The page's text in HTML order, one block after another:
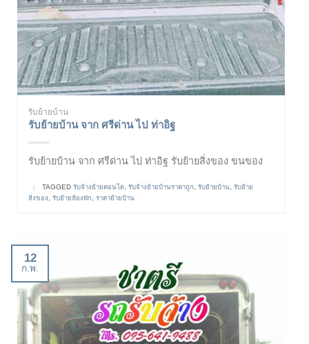
รับย้ายบ้าน
รับย้ายบ้าน จาก ศรีด่าน ไป ท่าอิฐ
รับย้ายบ้าน จาก ศรีด่าน ไป ท่าอิฐ รับย้ายสิ่งของ ขนของ
| TAGGED รับจ้างย้ายคอนโด รับจ้างย้ายบ้านราคาถูก รับย้ายบ้าน รับย้าย
สิ่งของ
รับย้ายห้องพัก ราคาย้ายบ้าน
12
ก.พ.